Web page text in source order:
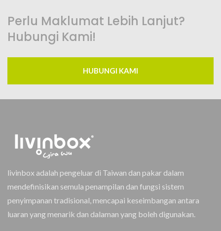
Perlu Maklumat Lebih Lanjut?
Hubungi Kami!
HUBUNGI KAMI
livinbox adalah pengeluar di Taiwan dan pakar dalam
mendefinisikan semula penampilan dan fungsi sistem
penyimpanan tradisional, mencapai keseimbangan antara
luaran yang menarik dan dalaman yang boleh digunakan.